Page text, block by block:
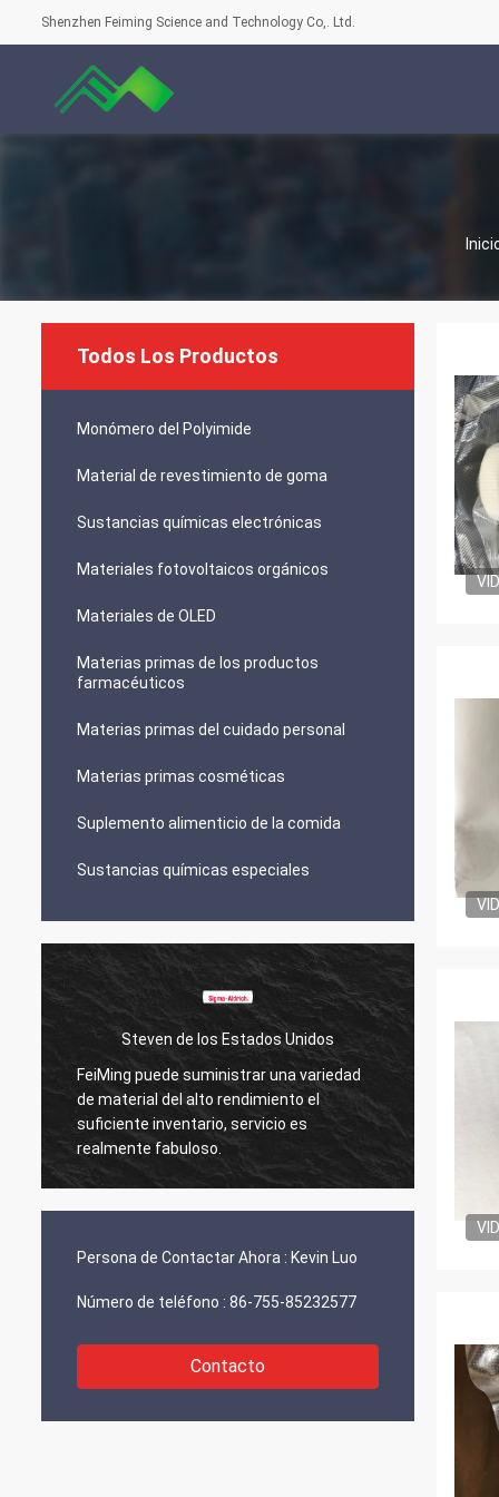
Shenzhen Feiming Science and Technology Co,. Ltd.
Todos Los Productos
Monómero del Polyimide
Material de revestimiento de goma
Sustancias químicas electrónicas
Materiales fotovoltaicos orgánicos
Materiales de OLED
Materias primas de los productos
farmacéuticos
Materias primas del cuidado personal
Materias primas cosméticas
Suplemento alimenticio de la comida
Sustancias químicas especiales
Steven de los Estados Unidos
FeiMing puede suministrar una variedad
de material del alto rendimiento el
suficiente inventario, servicio es
realmente fabuloso.
Persona de Contactar Ahora : Kevin Luo
Número de teléfono : 86-755-85232577
Contacto